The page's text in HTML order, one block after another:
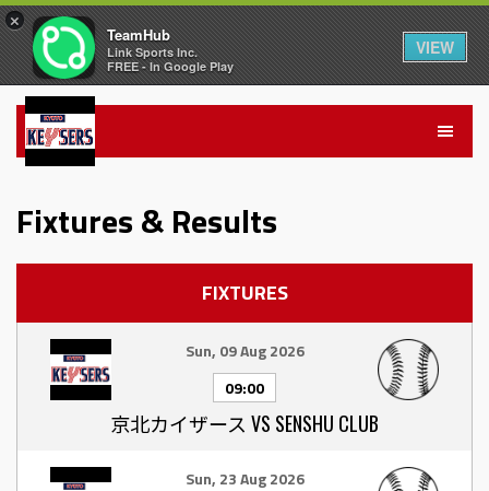
Fixtures & Results
FIXTURES
Sun, 09 Aug 2026
09:00
京北カイザース VS SENSHU CLUB
Sun, 23 Aug 2026
×
TeamHub
Link Sports Inc.
FREE - In Google Play
VIEW